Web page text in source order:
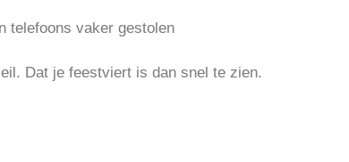
telefoons vaker gestolen
Dat je feestviert is dan snel te zien.